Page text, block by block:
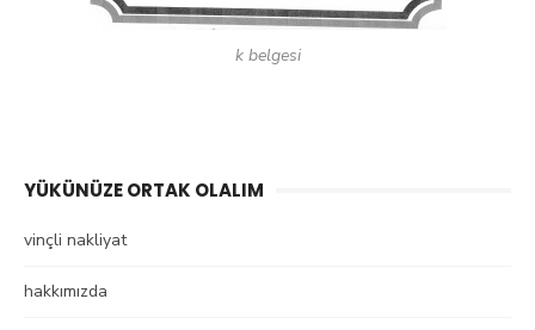
k belgesi
YÜKÜNÜZE ORTAK OLALIM
vinçli nakliyat
hakkımızda